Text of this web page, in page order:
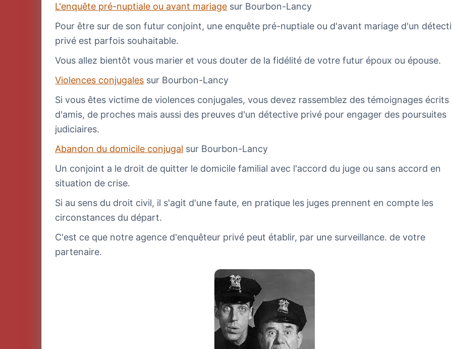
L'enquête pré-nuptiale ou avant mariage sur Bourbon-Lancy
Pour être sur de son futur conjoint, une enquête pré-nuptiale ou d'avant mariage d'un
privé est parfois souhaitable.
Vous allez bientôt vous marier et vous douter de la fidélité de votre futur époux ou épouse.
Violences conjugales sur Bourbon-Lancy
Si vous êtes victime de violences conjugales, vous devez rassemblez des témoignages écrits
d'amis, de proches mais aussi des preuves d'un détective privé pour engager des poursuites
judiciaires.
Abandon du domicile conjugal sur Bourbon-Lancy
Un conjoint a le droit de quitter le domicile familial avec l'accord du juge ou sans accord en
situation de crise.
Si au sens du droit civil, il s'agit d'une faute, en pratique les juges prennent en compte les
circonstances du départ.
C'est ce que notre agence d'enquêteur privé peut établir, par une surveillance. de votre
partenaire.